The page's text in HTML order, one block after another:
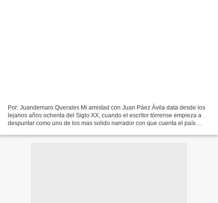
Por: Juandemaro Querales Mi amistad con Juan Páez Ávila data desde los
lejanos años ochenta del Siglo XX, cuando el escritor tórrense empieza a
despuntar como uno de los mas solido narrador con que cuenta el país.